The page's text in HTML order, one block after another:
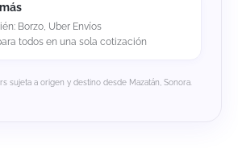
Borzo, Uber Envíos
todos en una sola cotización
sujeta a origen y destino desde Mazatán, Sonora.